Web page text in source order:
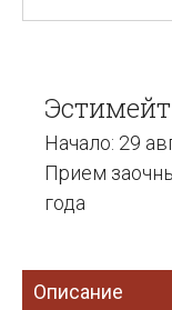
Начало: 29
Прием
года
Описание